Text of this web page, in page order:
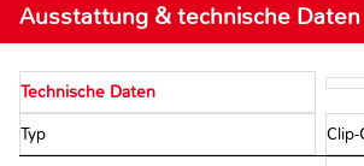
Ausstattung & technische Daten
Technische Daten
Typ Clip-